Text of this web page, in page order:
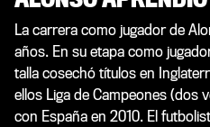
La carrera como jugador de
años. En su etapa como
talla cosechó títulos en
ellos Liga de Campeones (dos
con España en 2010. El